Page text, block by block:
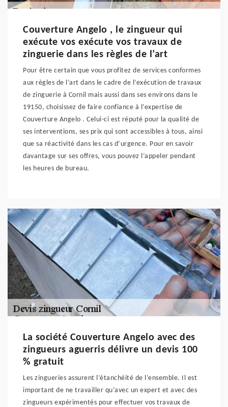
Couverture Angelo , le zingueur qui
exécute vos exécute vos travaux de
zinguerie dans les règles de l’art
Pour être certain que vous profitez de services conformes
aux règles de l’art dans le cadre de l’exécution de travaux
de zinguerie à Cornil mais aussi dans ses environs dans le
19150, choisissez de faire confiance à l’expertise de
Couverture Angelo . Celui-ci est réputé pour la qualité de
ses interventions, ses prix qui sont accessibles à tous, ainsi
que sa réactivité dans les cas d’urgence. Pour en savoir
davantage sur ses offres, vous pouvez l’appeler pendant
les heures de bureau.
La société Couverture Angelo avec des
zingueurs aguerris délivre un devis 100
% gratuit
Les zingueries assurent l’étanchéité de l’ensemble. Il est
important de ne travailler qu’avec un expert et avec des
zingueurs expérimentés pour effectuer vos travaux de